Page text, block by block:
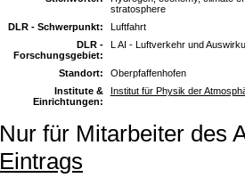
stratosphere
DLR - Schwerpunkt:
Luftfahrt
DLR -
Forschungsgebiet:
L AI - Luftverkehr und
Standort:
Oberpfaffenhofen
Institute &
Einrichtungen:
Institut für Physik der
Nur für Mitarbeiter des
Eintrags